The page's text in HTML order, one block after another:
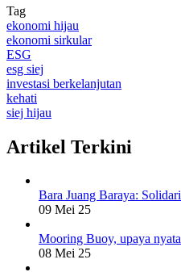
Tag
ekonomi hijau
ekonomi sirkular
ESG
esg siej
investasi berkelanjutan
kehati
siej hijau
Artikel Terkini
Bara Juang Baraya:
09 Mei 25
Mooring Buoy, upaya
08 Mei 25